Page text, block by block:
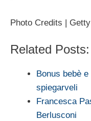
Photo Credits |
Related Posts:
Bonus bebè
spiegarveli
Francesca
Berlusconi